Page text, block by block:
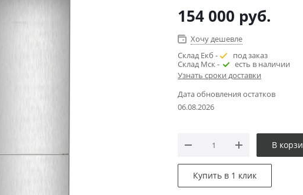
154 000 руб.
Хочу дешевле
Склад Екб -
под заказ
Склад Мск -
есть в наличии
Узнать сроки доставки
Дата обновления остатков
06.08.2026
В
Купить в 1 клик